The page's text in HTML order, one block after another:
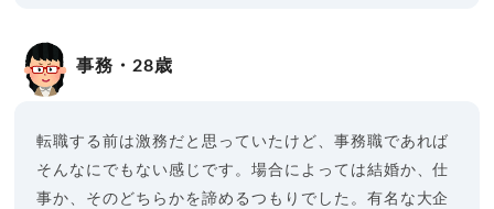
事務・28歳
転職する前は激務だと思っていたけど、事務職であれば
そんなにでもない感じです。場合によっては結婚か、仕
事か、そのどちらかを諦めるつもりでした。有名な大企